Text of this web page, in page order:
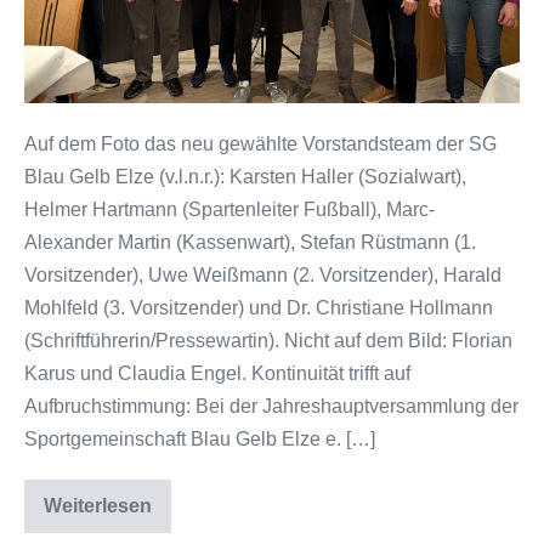
Elze
stellt
sich
für
die
Zukunft
auf
Auf dem Foto das neu gewählte Vorstandsteam der SG
Blau Gelb Elze (v.l.n.r.): Karsten Haller (Sozialwart),
Helmer Hartmann (Spartenleiter Fußball), Marc-
Alexander Martin (Kassenwart), Stefan Rüstmann (1.
Vorsitzender), Uwe Weißmann (2. Vorsitzender), Harald
Mohlfeld (3. Vorsitzender) und Dr. Christiane Hollmann
(Schriftführerin/Pressewartin). Nicht auf dem Bild: Florian
Karus und Claudia Engel. Kontinuität trifft auf
Aufbruchstimmung: Bei der Jahreshauptversammlung der
Sportgemeinschaft Blau Gelb Elze e. […]
Weiterlesen
Neuwahlen
und